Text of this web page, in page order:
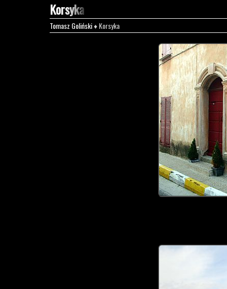
Korsyka
Tomasz Goliński♦ Korsyka